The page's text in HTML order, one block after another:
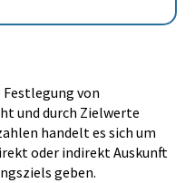
von
und durch Zielwerte
handelt es sich um
oder indirekt Auskunft
geben.